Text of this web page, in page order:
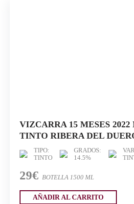
VIZCARRA 15 MESES
TINTO RIBERA DEL
TIPO:
TINTO
GRADOS:
14.5%
29€ BOTELLA 1500 ML
AÑADIR AL CARRITO